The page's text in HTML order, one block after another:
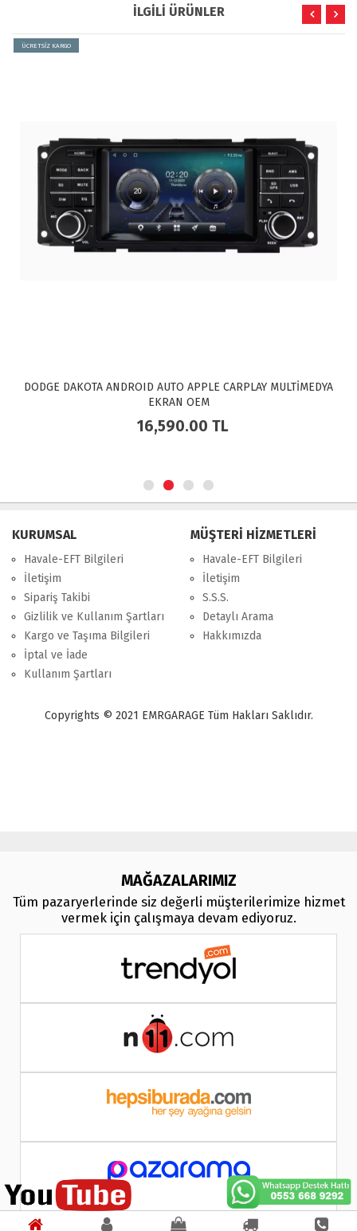
İLGİLİ ÜRÜNLER
ÜCRETSİZ KARGO
DODGE DAKOTA ANDROID AUTO APPLE CARPLAY MULTİMEDYA
EKRAN OEM
16,590.00 TL
KURUMSAL
Havale-EFT Bilgileri
İletişim
Sipariş Takibi
Gizlilik ve Kullanım Şartları
Kargo ve Taşıma Bilgileri
İptal ve İade
Kullanım Şartları
MÜŞTERİ HİZMETLERİ
Havale-EFT Bilgileri
İletişim
S.S.S.
Detaylı Arama
Hakkımızda
Copyrights © 2021 EMRGARAGE Tüm Hakları Saklıdır.
MAĞAZALARIMIZ
Tüm pazaryerlerinde siz değerli müşterilerimize hizmet
vermek için çalışmaya devam ediyoruz.